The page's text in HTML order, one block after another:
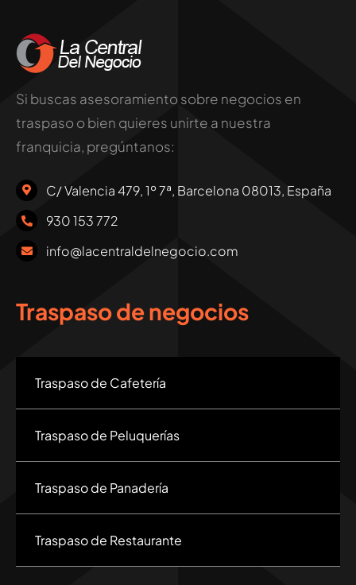
Si buscas asesoramiento sobre negocios en
traspaso o bien quieres unirte a nuestra
franquicia, pregúntanos:
C/ Valencia 479, 1º 7ª, Barcelona 08013, España
930 153 772
info@lacentraldelnegocio.com
Traspaso de negocios
Traspaso de Cafetería
Traspaso de Peluquerías
Traspaso de Panadería
Traspaso de Restaurante